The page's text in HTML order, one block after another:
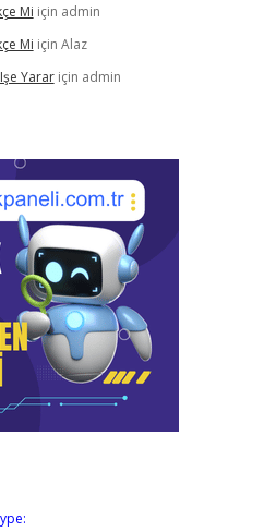
Mi için admin
Mi için Alaz
Yarariçin admin